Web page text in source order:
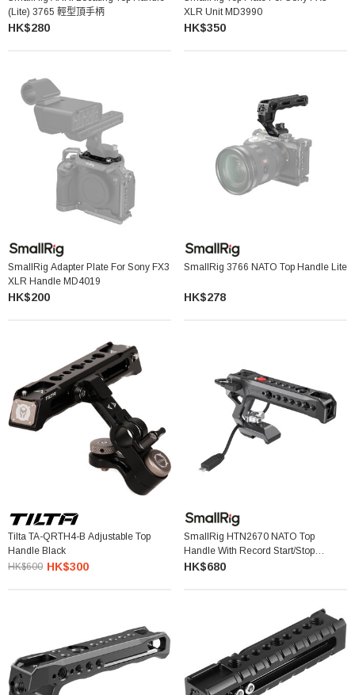
(Lite) 3765 輕型頂手柄
HK$280
XLR Unit MD3990
HK$350
SmallRig Adapter Plate For Sony FX3
XLR Handle MD4019
HK$200
SmallRig 3766 NATO Top Handle Lite
HK$278
Tilta TA-QRTH4-B Adjustable Top
Handle Black
HK$600 HK$300
SmallRig HTN2670 NATO Top
Handle With Record Start/Stop
Remote Trigger For Sony Mirrorless
HK$680